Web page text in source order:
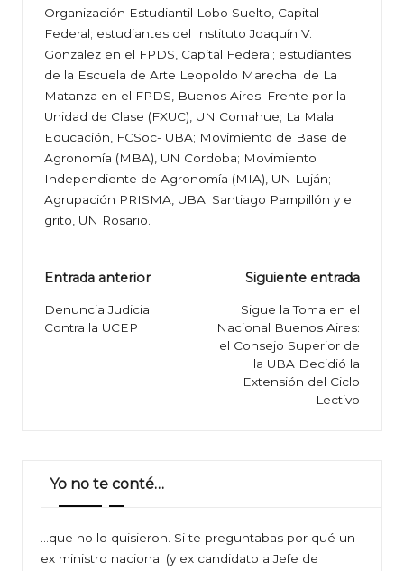
Organización Estudiantil Lobo Suelto, Capital
Federal; estudiantes del Instituto Joaquín V.
Gonzalez en el FPDS, Capital Federal; estudiantes
de la Escuela de Arte Leopoldo Marechal de La
Matanza en el FPDS, Buenos Aires; Frente por la
Unidad de Clase (FXUC), UN Comahue; La Mala
Educación, FCSoc- UBA; Movimiento de Base de
Agronomía (MBA), UN Cordoba; Movimiento
Independiente de Agronomía (MIA), UN Luján;
Agrupación PRISMA, UBA; Santiago Pampillón y el
grito, UN Rosario.
Navegación
de
entradas
Entrada anterior
Denuncia Judicial
Contra la UCEP
Siguiente entrada
Sigue la Toma en el
Nacional Buenos Aires:
el Consejo Superior de
la UBA Decidió la
Extensión del Ciclo
Lectivo
Yo no te conté…
…que no lo quisieron. Si te preguntabas por qué un
ex ministro nacional (y ex candidato a Jefe de